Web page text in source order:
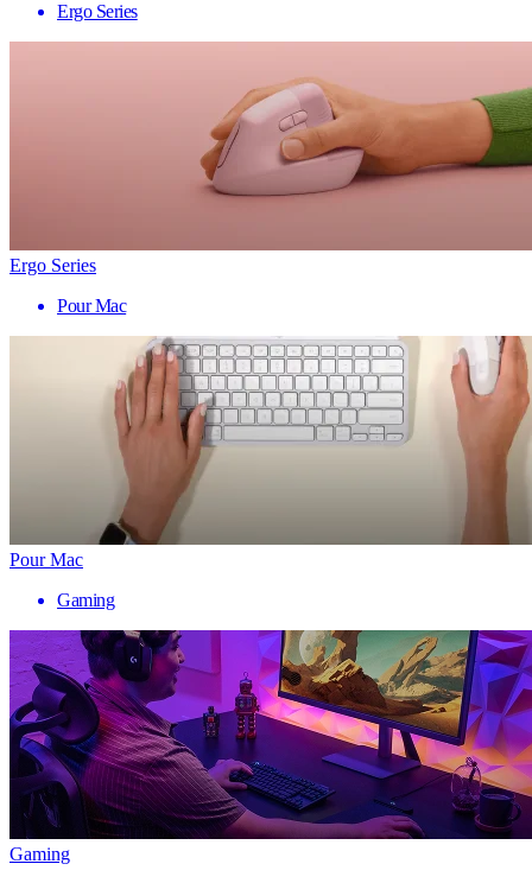
Ergo Series
Ergo Series
Pour Mac
Pour Mac
Gaming
Gaming